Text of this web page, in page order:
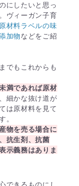
にしたいと思っ
ヴィーガン子育
材料ラベルの味
加物などをご紹
でもこれからも
満であれば原材
細かな抜け道が
は原材料を見て
。
物を売る場合に
抗生剤、抗菌
示義務はありま